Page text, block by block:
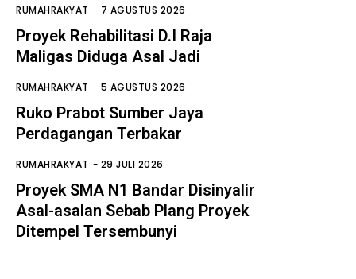
RUMAHRAKYAT - 7 AGUSTUS 2026
Proyek Rehabilitasi D.I Raja
Maligas Diduga Asal Jadi
RUMAHRAKYAT - 5 AGUSTUS 2026
Ruko Prabot Sumber Jaya
Perdagangan Terbakar
RUMAHRAKYAT - 29 JULI 2026
Proyek SMA N1 Bandar Disinyalir
Asal-asalan Sebab Plang Proyek
Ditempel Tersembunyi